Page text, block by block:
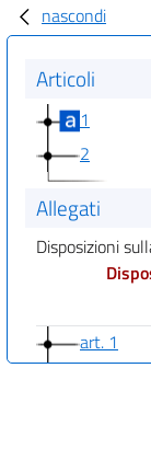
nascondi
Articoli
1
2
Allegati
Disposizioni
art. 1